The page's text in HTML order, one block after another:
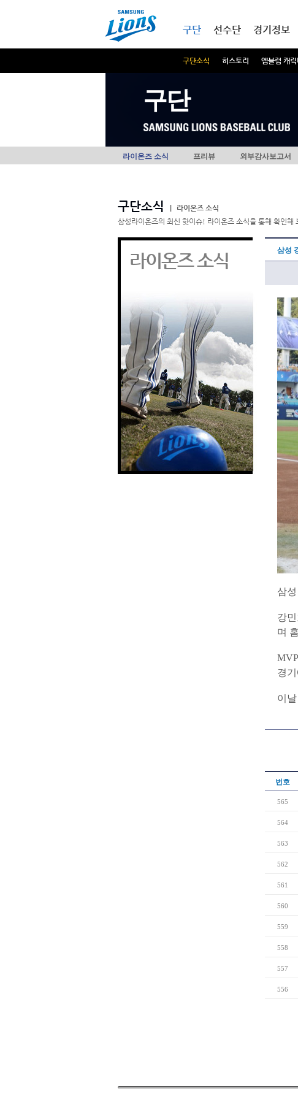
구단
구단소식 히스토리 엠블럼 캐릭
선수단 경기정보
구단
라이온즈 소식 프리뷰 외부감사보고서
구단소식
라이온즈 소식
삼성라이온즈의 최신 핫이슈! 라이온즈 소식을 통해 확인해
라이온즈 소식 삼성
삼
강
며
경
이
번호
565
564
563
562
561
560
559
558
557
556